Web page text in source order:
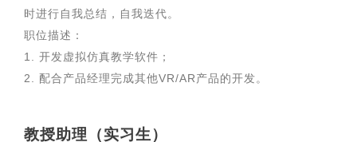
时进行自我总结，自我迭代。
职位描述：
1. 开发虚拟仿真教学软件；
2. 配合产品经理完成其他VR/AR产品的开发。
教授助理（实习生）